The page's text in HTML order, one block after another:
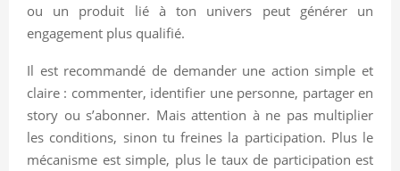
ou un produit lié à ton univers peut générer un
engagement plus qualifié.
Il est recommandé de demander une action simple et
claire : commenter, identifier une personne, partager en
story ou s’abonner. Mais attention à ne pas multiplier
les conditions, sinon tu freines la participation. Plus le
mécanisme est simple, plus le taux de participation est